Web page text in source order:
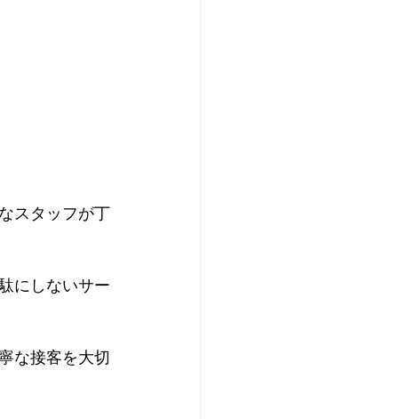
スタッフが丁
にしないサー
な接客を大切